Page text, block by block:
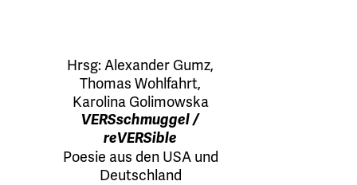
Hrsg:Alexander Gumz,
Thomas Wohlfahrt,
Karolina Golimowska
VERSschmuggel /
reVERSible
Poesie aus den USA und
Deutschland